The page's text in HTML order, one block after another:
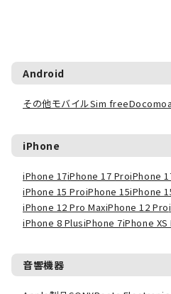
Android
その他モバイルSim freeDocomo
iPhone
iPhone 17iPhone 17 ProiPhone
iPhone 15 ProiPhone 15iPhone
iPhone 12 Pro MaxiPhone 12 Pro
iPhone 8 PlusiPhone 7iPhone XS
音響機器